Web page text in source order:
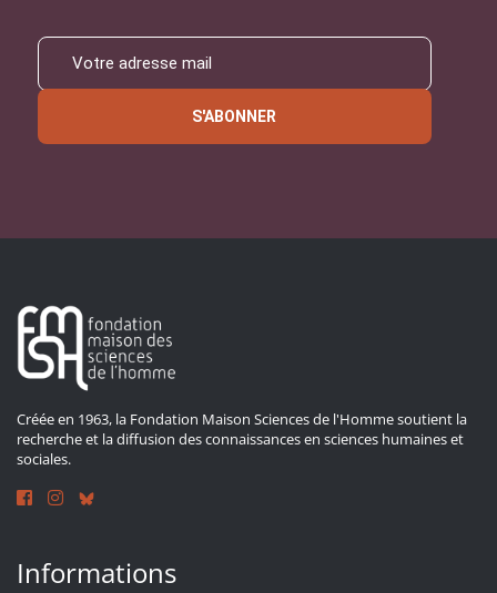
S'ABONNER
Créée en 1963, la Fondation Maison Sciences de l'Homme soutient la
recherche et la diffusion des connaissances en sciences humaines et
sociales.
Informations